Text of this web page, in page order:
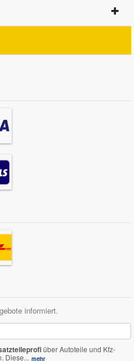
informiert.
über Autoteile und Kfz-
Diese... mehr